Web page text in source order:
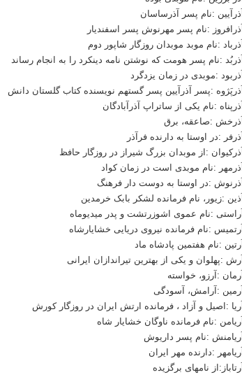
آذرآیین :نام پسر آذرساسان
آذرافروز :نام پسر مهرنوش پسر اسفندیار
آذرباد :نام موبد موبدان روزگار شاپور دوم
آذربُد :نام پسر هومت که نوشتن نامه دینکرد را به انجام رساند
آذربود :موبدی در زمان یزدگرد
آذرپَژوه :پسر آذرآیین پسر گستهم نویسنده کتاب گلستان دانش
آذرپناه :نام یکی از ساتراپ آذرآبادگان
آذرخش :صاعقه، برق
آذرفر :در اوستا به دارنده فرآذر
آذرکیوان :از موبدان بزرگ شیراز در روزگار حافظ
آذرمهر :نام موبدی است در زمان کواد
آذرنوش :در اوستا به دوست دار فرهنگ
آذین :زیور، نام فرمانده لشکر بابک خرمدین
آراستی :نام عموی اشوزرتشت و پدر میدیوماه
آرتمیس :نام فرمانده نیروی دریایی خشایارشاه
آرتین :نام هفتمین پادشاه ماد
آرش :پهلوان و یکی از بهترین تیراندازان ایرانی
آرمان :آرزو، خواسته
آرمین :آرامش، آسودگی
آریا :اصیل و آزاد ، فرمانده ارتش ایران در روزگار کورش
آریامن :نام فرمانده ناوگان خشایار شاه
آریامنش :نام پسر داریوش
آریامهر :دارنده مهر ایران
آرتاباز:از نامهای برگزیده